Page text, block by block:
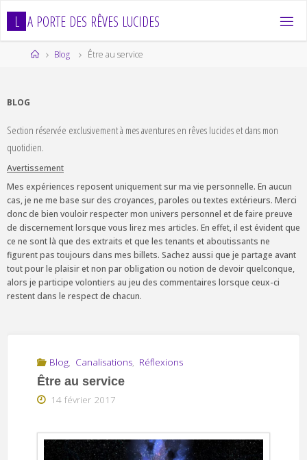
L A PORTE DES RÊVES LUCIDES
HomeBlog Être au service
BLOG
Section réservée exclusivement à mes aventures en rêves lucides et dans mon
quotidien.
Avertissement
Mes expériences reposent uniquement sur ma vie personnelle. En aucun
cas, je ne me base sur des croyances, paroles ou textes extérieurs. Merci
donc de bien vouloir respecter mon univers personnel et de faire preuve
de discernement lorsque vous lirez mes articles. En effet, il est évident que
ce ne sont là que des extraits et que les tenants et aboutissants ne
figurent pas toujours dans mes billets. Sachez aussi que je partage avant
tout pour le plaisir et non par obligation ou notion de devoir quelconque,
alors je participe volontiers au jeu des commentaires lorsque ceux-ci
restent dans le respect de chacun.
Blog, Canalisations, Réflexions
Être au service
14 février 2017